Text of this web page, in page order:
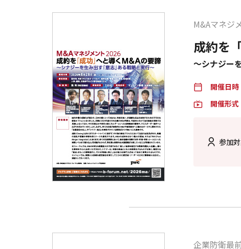
M&Aマネジ
成約を
～シナジー
calendar_today 開催日時
live_tv 開催形式
参加
企業防衛最